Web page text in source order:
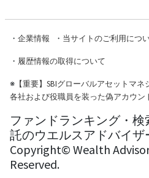
・ 企業情報 ・ 当サイトのご利用につ
・ 履歴情報の取得について
※【重要】SBIグローバルアセットマネ
各社および役職員を装った偽アカウ
ファンドランキング・
託のウエルスアドバイザ
Copyright© Wealth
Reserved.